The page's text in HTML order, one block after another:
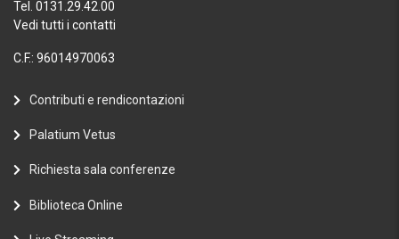
Tel. 0131.29.42.00
Vedi tutti i contatti
C.F.: 96014970063
Contributi e rendicontazioni
Palatium Vetus
Richiesta sala conferenze
Biblioteca Online